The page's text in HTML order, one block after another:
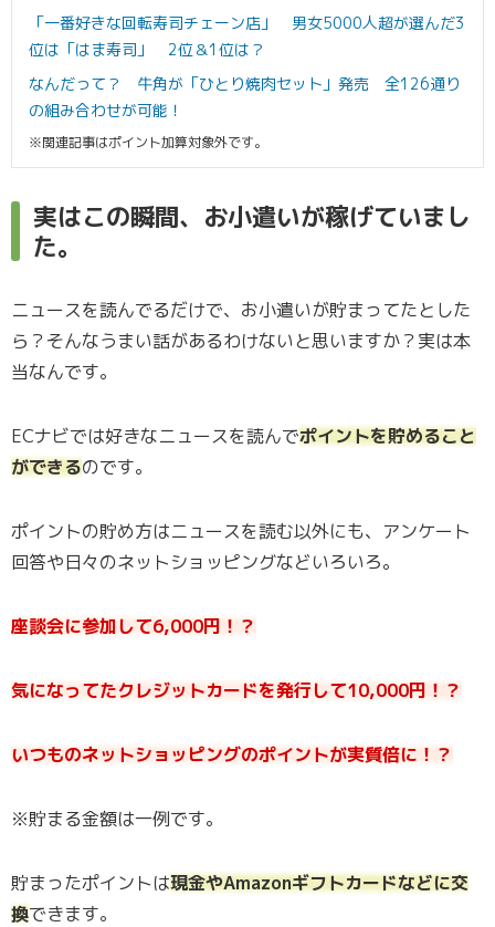
「一番好きな回転寿司チェーン店」 男女5000人超が選んだ3
位は「はま寿司」 2位＆1位は？
なんだって？ 牛角が「ひとり焼肉セット」発売 全126通り
の組み合わせが可能！
※関連記事はポイント加算対象外です。
実はこの瞬間、お小遣いが稼げていまし
た。
ニュースを読んでるだけで、お小遣いが貯まってたとした
ら？そんなうまい話があるわけないと思いますか？実は本
当なんです。
ECナビでは好きなニュースを読んでポイントを貯めること
ができるのです。
ポイントの貯め方はニュースを読む以外にも、アンケート
回答や日々のネットショッピングなどいろいろ。
座談会に参加して6,000円！？
気になってたクレジットカードを発行して10,000円！？
いつものネットショッピングのポイントが実質倍に！？
※貯まる金額は一例です。
貯まったポイントは現金やAmazonギフトカードなどに交
換できます。